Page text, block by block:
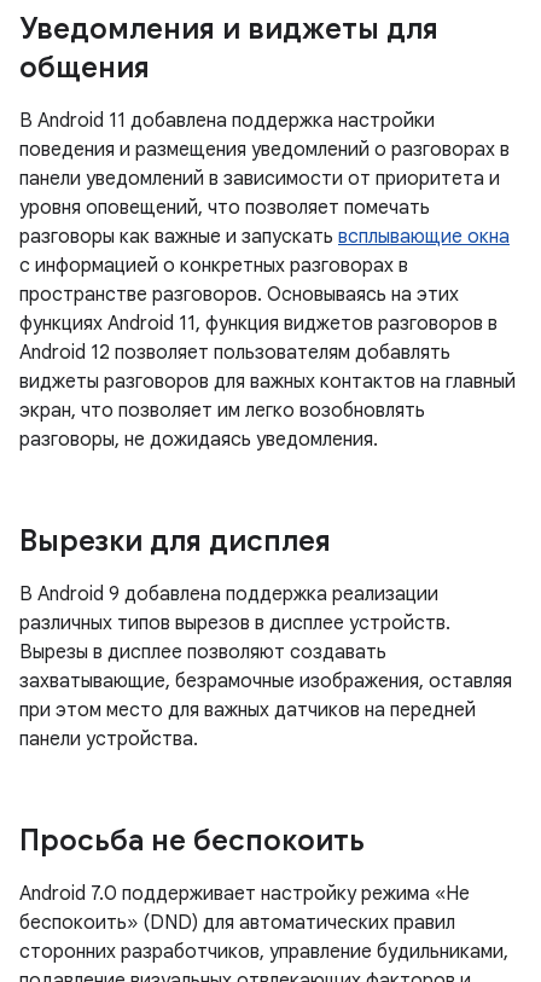
Уведомления и виджеты для
общения
В Android 11 добавлена ​​поддержка настройки
поведения и размещения уведомлений о разговорах в
панели уведомлений в зависимости от приоритета и
уровня оповещений, что позволяет помечать
разговоры как важные и запускать всплывающие окна
с информацией о конкретных разговорах в
пространстве разговоров. Основываясь на этих
функциях Android 11, функция виджетов разговоров в
Android 12 позволяет пользователям добавлять
виджеты разговоров для важных контактов на главный
экран, что позволяет им легко возобновлять
разговоры, не дожидаясь уведомления.
Вырезки для дисплея
В Android 9 добавлена ​​поддержка реализации
различных типов вырезов в дисплее устройств.
Вырезы в дисплее позволяют создавать
захватывающие, безрамочные изображения, оставляя
при этом место для важных датчиков на передней
панели устройства.
Просьба не беспокоить
Android 7.0 поддерживает настройку режима «Не
беспокоить» (DND) для автоматических правил
сторонних разработчиков, управление будильниками,